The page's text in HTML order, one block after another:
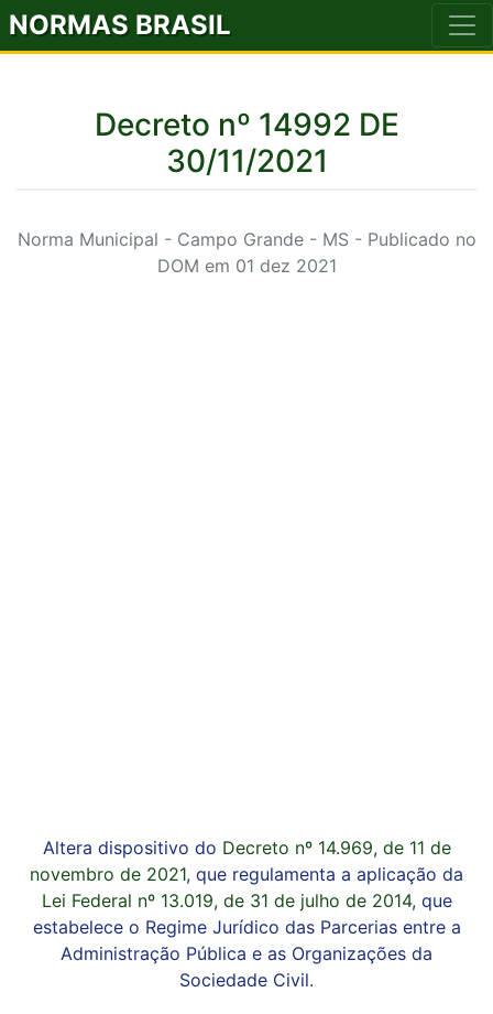
NORMAS BRASIL
Decreto nº 14992 DE
30/11/2021
Norma Municipal - Campo Grande - MS - Publicado no
DOM em 01 dez 2021
Altera dispositivo do Decreto nº 14.969, de 11 de
novembro de 2021, que regulamenta a aplicação da
Lei Federal nº 13.019, de 31 de julho de 2014, que
estabelece o Regime Jurídico das Parcerias entre a
Administração Pública e as Organizações da
Sociedade Civil.